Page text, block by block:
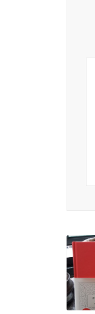
거꾸
리를
소리
할 수
늘 이
마음
명상
보는
자신
조절
부정
‘도
얻기
구체
그렇
우리
감정
‘나는
익히